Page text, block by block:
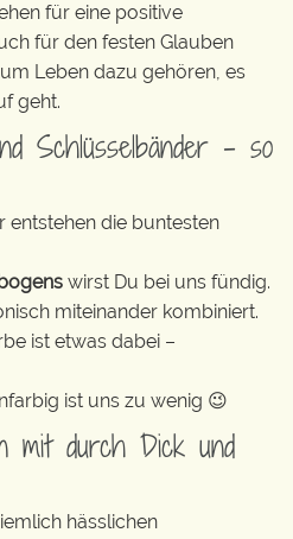
für eine positive
für den festen Glauben
Leben dazu gehören, es
geht.
Schlüsselbänder – so
entstehen die buntesten
wirst Du bei uns fündig.
miteinander kombiniert.
ist etwas dabei –
ist uns zu wenig 😉
mit durch Dick und
hässlichen